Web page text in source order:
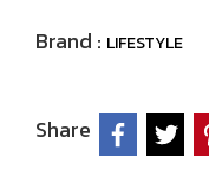
Brand : LIFESTYLE
Share